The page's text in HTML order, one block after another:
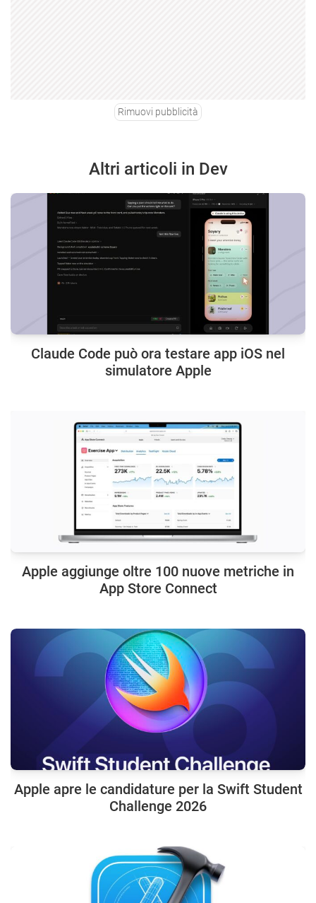
Rimuovi pubblicità
Altri articoli in Dev
Claude Code può ora testare app iOS nel
simulatore Apple
Apple aggiunge oltre 100 nuove metriche in
App Store Connect
Apple apre le candidature per la Swift Student
Challenge 2026